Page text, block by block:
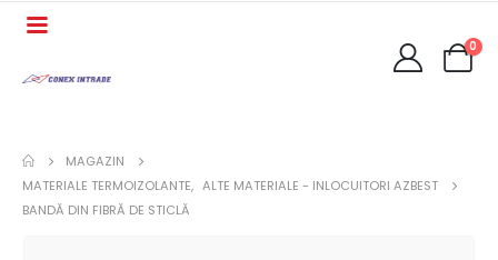
0
MAGAZIN
MATERIALE TERMOIZOLANTE, ALTE MATERIALE - INLOCUITORI AZBEST
BANDĂ DIN FIBRĂ DE STICLĂ